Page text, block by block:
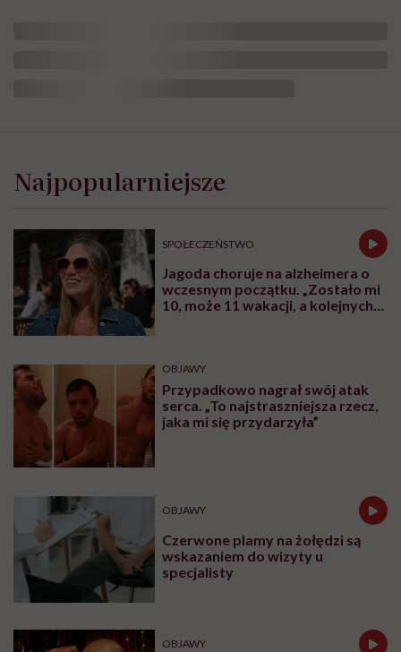
Najpopularniejsze
SPOŁECZEŃSTWO
Jagoda choruje na alzheimera o
wczesnym początku. „Zostało mi
10, może 11 wakacji, a kolejnych
OBJAWY
Przypadkowo nagrał swój atak
serca. „To najstraszniejsza rzecz,
jaka mi się przydarzyła”
OBJAWY
Czerwone plamy na żołędzi są
wskazaniem do wizyty u
specjalisty
OBJAWY